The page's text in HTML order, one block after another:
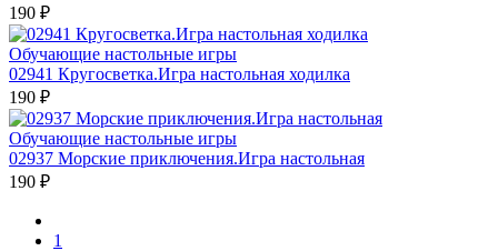
190 ₽
Обучающие настольные игры
02941 Кругосветка.Игра настольная ходилка
190 ₽
Обучающие настольные игры
02937 Морские приключения.Игра настольная
190 ₽
1